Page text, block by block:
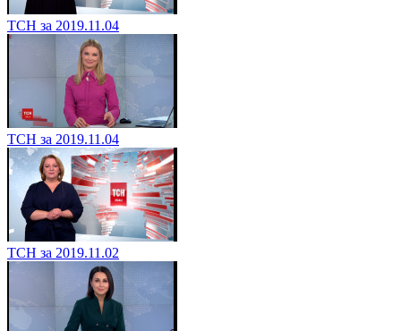
ТСН за 2019.11.04
ТСН за 2019.11.04
ТСН за 2019.11.02